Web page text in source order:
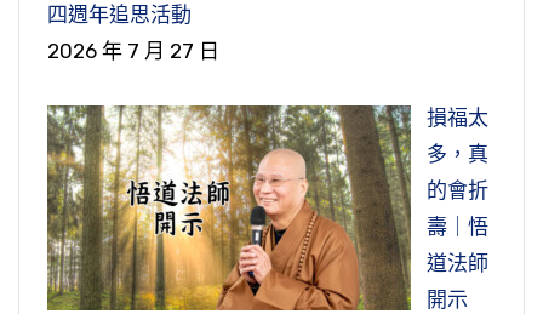
四週年追思活動
2026 年 7 月 27 日
損福太
多，真
的會折
壽｜悟
道法師
開示